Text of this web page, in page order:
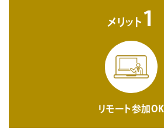
メリット 1
リモート参加OK